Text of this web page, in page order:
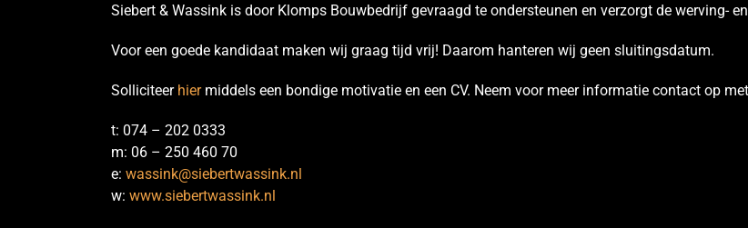
Siebert & Wassink is door Klomps Bouwbedrijf gevraagd te ondersteunen en verzorgt de werving-
Voor een goede kandidaat maken wij graag tijd vrij! Daarom hanteren wij geen sluitingsdatum.
Solliciteer hiermiddels een bondige motivatie en een CV. Neem voor meer informatie contact op
t: 074 – 202 0333
m: 06 – 250 460 70
e: wassink@siebertwassink.nl
w: www.siebertwassink.nl